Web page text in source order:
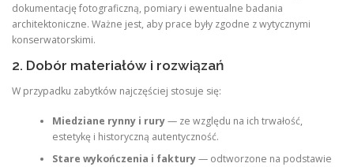
dokumentację fotograficzną, pomiary i ewentualne badania
architektoniczne. Ważne jest, aby prace były zgodne z wytycznymi
konserwatorskimi.
2. Dobór materiałów i rozwiązań
W przypadku zabytków najczęściej stosuje się:
Miedziane rynny i rury— ze względu na ich trwałość,
estetykę i historyczną autentyczność.
Stare wykończenia i faktury— odtworzone na podstawie